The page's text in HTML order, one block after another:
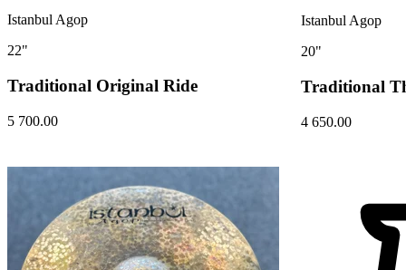
Istanbul Agop
22"
Traditional Original Ride
5 700.00
Istanbul Agop
20"
Traditional
4 650.00